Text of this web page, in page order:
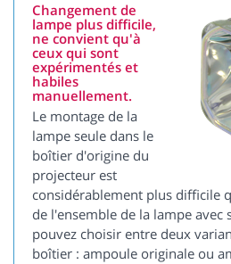
Changement de
lampe plus difficile,
ne convient qu'à
ceux qui sont
expérimentés et
habiles
manuellement.
Le montage de la
lampe seule dans le
boîtier d'origine du
projecteur est
considérablement plus difficile
de l'ensemble de la lampe avec
pouvez choisir entre deux
boîtier : ampoule originale ou